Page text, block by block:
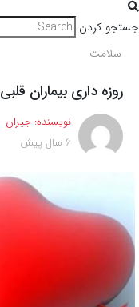
جستجو کردن
سلامت
روزه داری بیماران قلبی
نویسنده: جیران
6 سال پیش